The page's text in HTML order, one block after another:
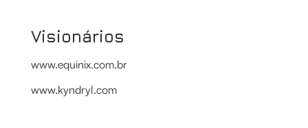
Visionários
www.equinix.com.br
www.kyndryl.com